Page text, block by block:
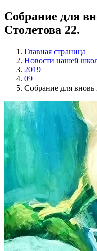
Собрание для
Столетова 22.
Главная страница
Новости нашей
2019
09
Собрание для